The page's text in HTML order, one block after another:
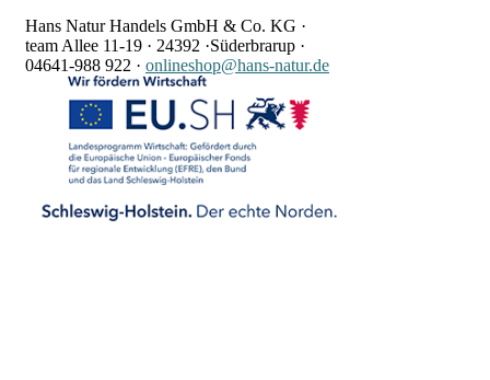
Hans Natur Handels GmbH & Co. KG ·
team Allee 11-19 · 24392 ·Süderbrarup ·
04641-988 922 · onlineshop@hans-natur.de